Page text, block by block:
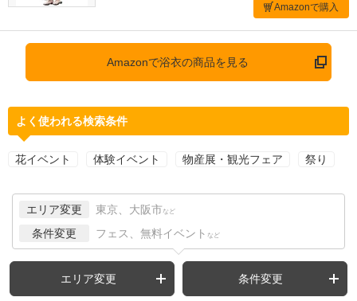
Amazonで購入
Amazonで浴衣の商品を見る
よく使われる検索条件
花イベント 体験イベント 物産展・観光フェア 祭り
エリア変更 東京、大阪市 など
条件変更 フェス、無料イベント など
エリア変更 条件変更